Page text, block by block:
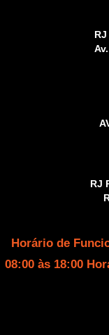
RJ
RJ
Horário de
08:00 às 18:00